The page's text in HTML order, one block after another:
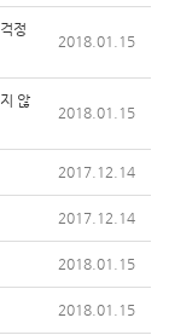
정
2018.01.15
않
2018.01.15
2017.12.14
2017.12.14
2018.01.15
2018.01.15